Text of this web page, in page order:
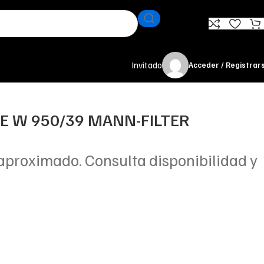
Invitado Acceder /
W 950/39 MANN-FILTER
Consulta disponibilidad y